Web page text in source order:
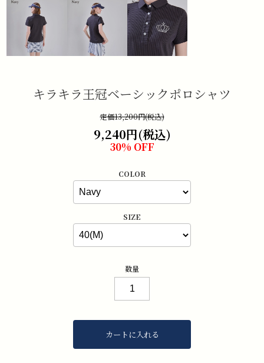
キラキラ王冠ベーシックポロシャツ
定価13,200円(税込)
9,240円(税込)
30% OFF
COLOR
SIZE
数量
カートに入れる